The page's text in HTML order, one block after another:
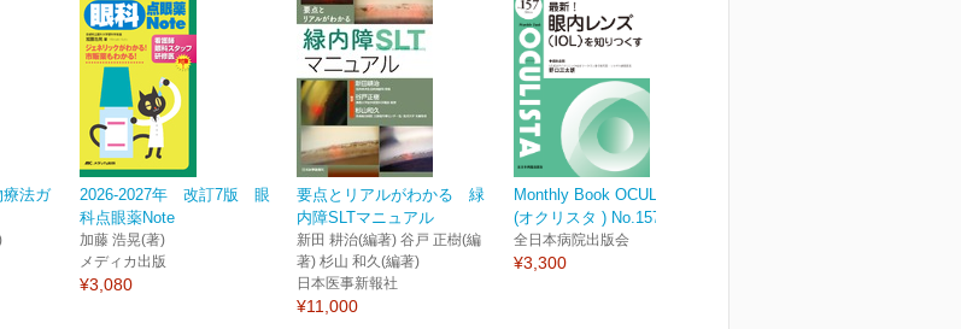
療法ガ
2026-2027年 改訂7版 眼
科点眼薬Note
加藤 浩晃(著)
メディカ出版
¥3,080
要点とリアルがわかる 緑
内障SLTマニュアル
新田 耕治(編著) 谷戸 正樹(編
著) 杉山 和久(編著)
日本医事新報社
¥11,000
Monthly Book OCULISTA
(オクリスタ ) No.157 (20...
全日本病院出版会
¥3,300